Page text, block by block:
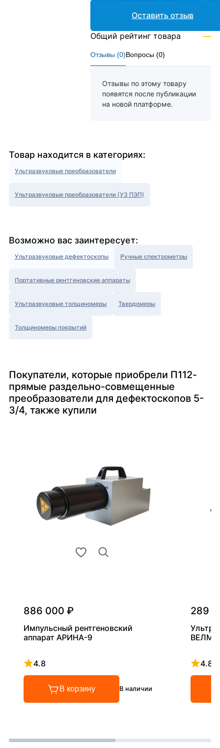
Отзывы (0)Вопросы (0)
Отзывы по этому товару
появятся после публикации
на новой платформе.
Оставить отзыв
Общий рейтинг товара —
Товар находится в категориях:
Ультразвуковые преобразователи
Ультразвуковые преобразователи (УЗ ПЭП)
Возможно вас заинтересует:
Ультразвуковые дефектоскопы Ручные спектрометры
Портативные рентгеновские аппараты
Ультразвуковые толщиномеры Твердомеры
Толщиномеры покрытий
Покупатели, которые приобрели П112-
прямые раздельно-совмещенные
преобразователи для дефектоскопов 5-
3/4, также купили
886 000 ₽
Импульсный рентгеновский
аппарат АРИНА-9
4.8
Рейтинг 4.8 из 5
В корзину В наличии
289
4.8